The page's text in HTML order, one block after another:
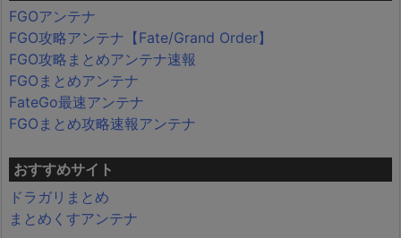
FGOアンテナ
FGO攻略アンテナ【Fate/Grand Order】
FGO攻略まとめアンテナ速報
FGOまとめアンテナ
FateGo最速アンテナ
FGOまとめ攻略速報アンテナ
おすすめサイト
ドラガリまとめ
まとめくすアンテナ